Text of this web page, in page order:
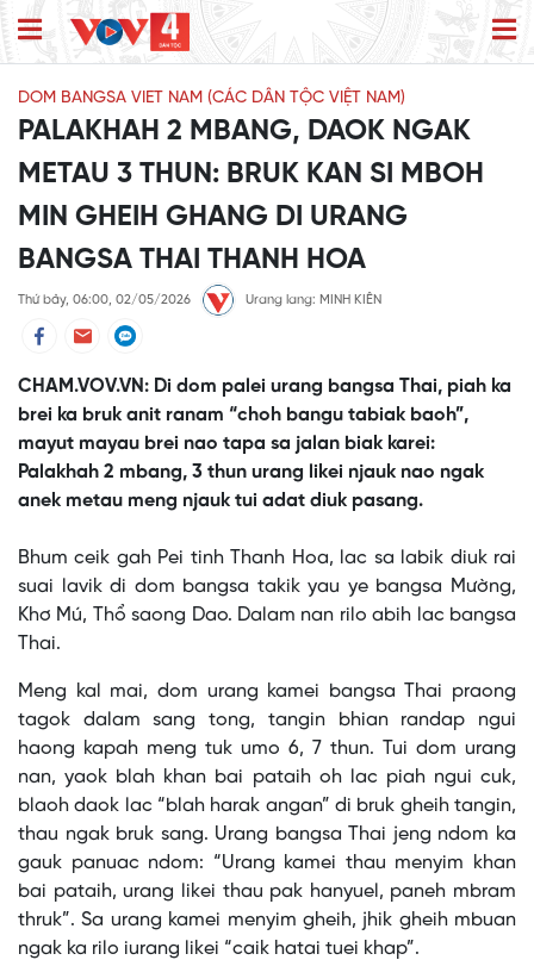
DOM BANGSA VIET NAM (CÁC DÂN TỘC VIỆT NAM)
PALAKHAH 2 MBANG, DAOK NGAK
METAU 3 THUN: BRUK KAN SI MBOH
MIN GHEIH GHANG DI URANG
BANGSA THAI THANH HOA
Thứ bảy, 06:00, 02/05/2026 Urang lang: MINH KIÊN
CHAM.VOV.VN: Di dom palei urang bangsa Thai, piah ka
brei ka bruk anit ranam “choh bangu tabiak baoh”,
mayut mayau brei nao tapa sa jalan biak karei:
Palakhah 2 mbang, 3 thun urang likei njauk nao ngak
anek metau meng njauk tui adat diuk pasang.
a
modal
No compatible source was found for this media.
Bhum ceik gah Pei tinh Thanh Hoa, lac sa labik diuk rai
suai lavik di dom bangsa takik yau ye bangsa Mường,
Khơ Mú, Thổ saong Dao. Dalam nan rilo abih lac bangsa
Thai.
Meng kal mai, dom urang kamei bangsa Thai praong
tagok dalam sang tong, tangin bhian randap ngui
haong kapah meng tuk umo 6, 7 thun. Tui dom urang
nan, yaok blah khan bai pataih oh lac piah ngui cuk,
blaoh daok lac “blah harak angan” di bruk gheih tangin,
thau ngak bruk sang. Urang bangsa Thai jeng ndom ka
gauk panuac ndom: “Urang kamei thau menyim khan
bai pataih, urang likei thau pak hanyuel, paneh mbram
thruk”. Sa urang kamei menyim gheih, jhik gheih mbuan
ngak ka rilo iurang likei “caik hatai tuei khap”.